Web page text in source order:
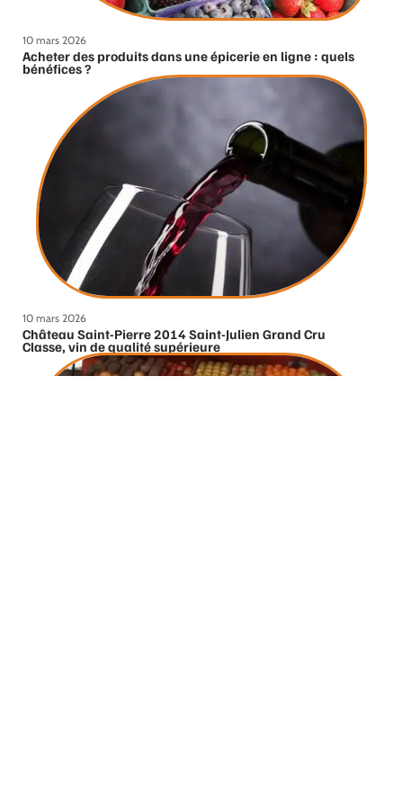
10 mars 2026
Acheter des produits dans une épicerie en ligne : quels
bénéfices ?
10 mars 2026
Château Saint-Pierre 2014 Saint-Julien Grand Cru
Classe, vin de qualité supérieure